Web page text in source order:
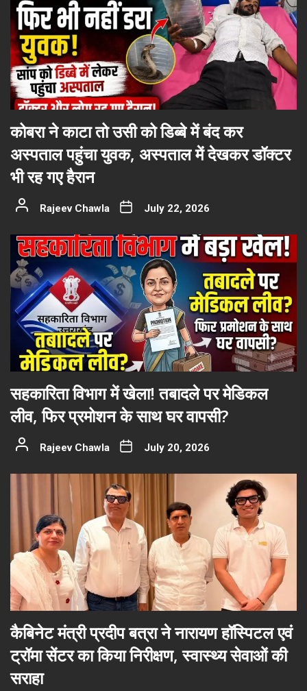
कोबरा ने काटा तो उसी को डिब्बे में बंद कर
अस्पताल पहुंचा युवक, अस्पताल में देखकर डॉक्टर
भी रह गए हैरान
Rajeev Chawla July 22, 2026
सहकारिता विभाग में खेला! तबादले पर मेडिकल
लीव, फिर प्रमोशन के साथ घर वापसी?
Rajeev Chawla July 20, 2026
कैबिनेट मंत्री प्रदीप बत्रा ने नारायण हॉस्पिटल एवं
ट्रॉमा सेंटर का किया निरीक्षण, स्वास्थ्य सेवाओं की
सराहा